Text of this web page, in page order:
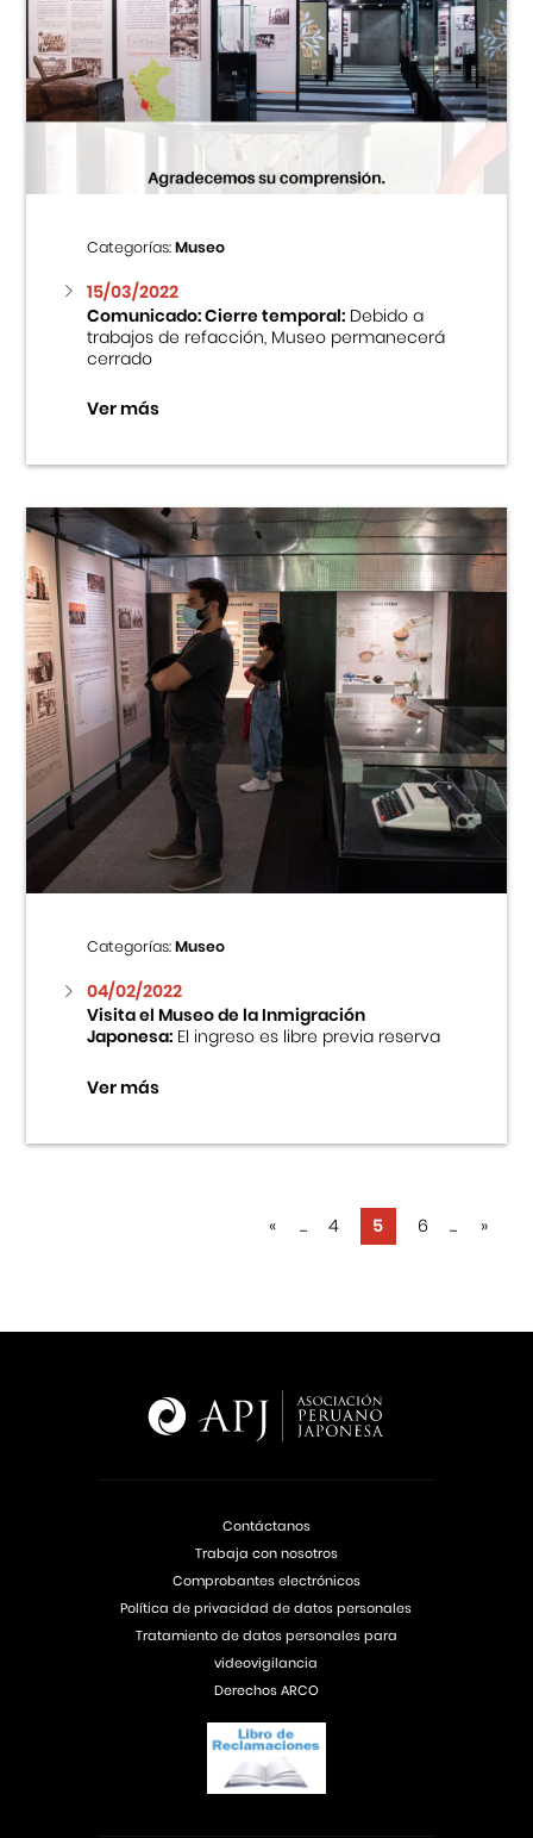
Categorías:Museo
15/03/2022
Comunicado: Cierre temporal:Debido a
trabajos de refacción, Museo permanecerá
cerrado
Ver más
Categorías:Museo
04/02/2022
Visita el Museo de la Inmigración
Japonesa:El ingreso es libre previa reserva
Ver más
« ... 4 5 6 ... »
Contáctanos
Trabaja con nosotros
Comprobantes electrónicos
Política de privacidad de datos personales
Tratamiento de datos personales para
videovigilancia
Derechos ARCO